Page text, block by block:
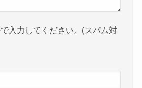
入力してください。(スパム対